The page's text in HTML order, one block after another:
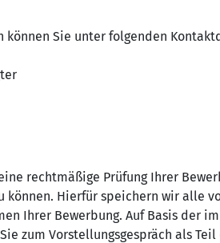
können Sie unter folgenden
rechtmäßige Prüfung Ihrer
können. Hierfür speichern wir alle
Ihrer Bewerbung. Auf Basis der
zum Vorstellungsgespräch als Teil